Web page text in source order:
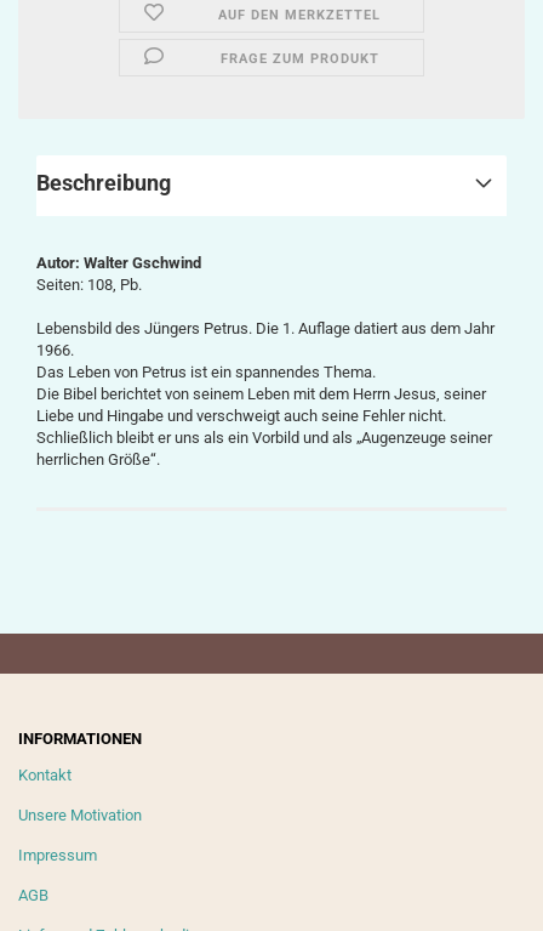
AUF DEN MERKZETTEL
FRAGE ZUM PRODUKT
Beschreibung
Autor: Walter Gschwind
Seiten: 108, Pb.
Lebensbild des Jüngers Petrus. Die 1. Auflage datiert aus dem Jahr
1966.
Das Leben von Petrus ist ein spannendes Thema.
Die Bibel berichtet von seinem Leben mit dem Herrn Jesus, seiner
Liebe und Hingabe und verschweigt auch seine Fehler nicht.
Schließlich bleibt er uns als ein Vorbild und als „Augenzeuge seiner
herrlichen Größe“.
INFORMATIONEN
Kontakt
Unsere Motivation
Impressum
AGB